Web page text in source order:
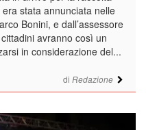
di Redazione
stata annunciata nelle
Bonini, e dall’assessore
avranno così un
in considerazione del...